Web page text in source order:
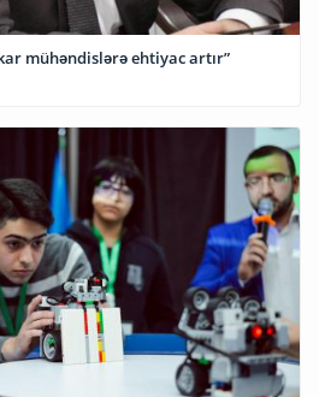
mühəndislərə ehtiyac artır”